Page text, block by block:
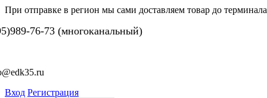
При отправке в регион мы сами доставляем товар до
76-73 (многоканальный)
Вход Регистрация